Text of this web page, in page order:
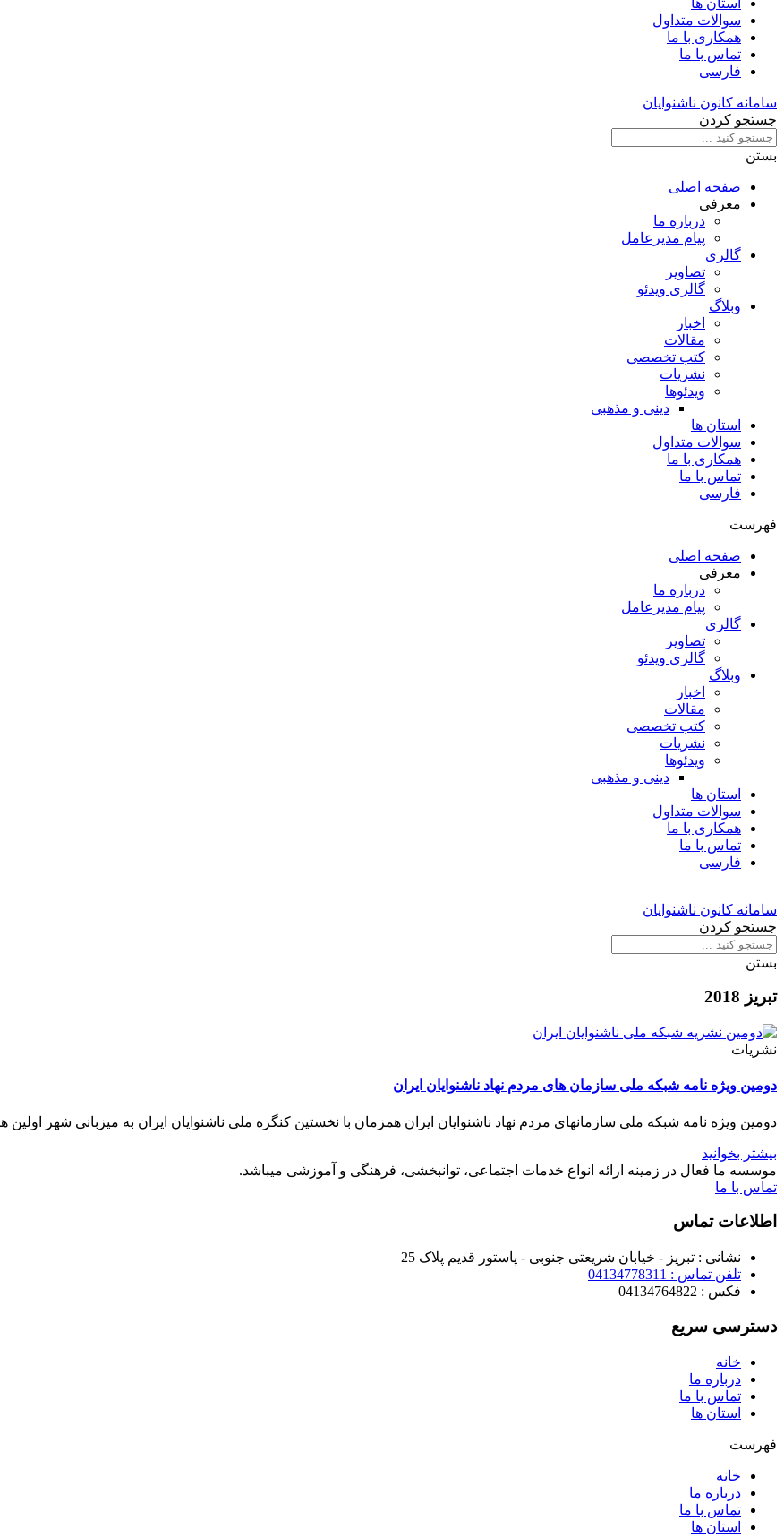
سوالات متداول
همکاری با ما
تماس با ما
فارسی
سامانه کانون ناشنوایان
جستجو کردن
بستن
صفحه اصلی
معرفی
درباره ما
پیام مدیرعامل
گالری
تصاویر
گالری ویدئو
وبلاگ
اخبار
مقالات
کتب تخصصی
نشریات
ویدئوها
دینی و مذهبی
استان ها
سوالات متداول
همکاری با ما
تماس با ما
فارسی
فهرست
صفحه اصلی
معرفی
درباره ما
پیام مدیرعامل
گالری
تصاویر
گالری ویدئو
وبلاگ
اخبار
مقالات
کتب تخصصی
نشریات
ویدئوها
دینی و مذهبی
استان ها
سوالات متداول
همکاری با ما
تماس با ما
فارسی
سامانه کانون ناشنوایان
جستجو کردن
بستن
تبریز 2018
نشریات
دومین ویژه نامه شبکه ملی سازمان های مردم نهاد ناشنوایان ایران
دومین ویژه نامه شبکه ملی سازمانهای مردم نهاد ناشنوایان ایران همزمان با نخستین کنگره ملی ناشنوایان ایران به میزبانی شهر اولین
بیشتر بخوانید
موسسه ما فعال در زمینه ارائه انواع خدمات اجتماعی، توانبخشی، فرهنگی و آموزشی میباشد.
تماس با ما
اطلاعات تماس
نشانی : تبریز - خیابان شریعتی جنوبی - پاستور قدیم پلاک 25
تلفن تماس : 04134778311
فکس : 04134764822
دسترسی سریع
خانه
درباره ما
تماس با ما
استان ها
فهرست
خانه
درباره ما
تماس با ما
استان ها